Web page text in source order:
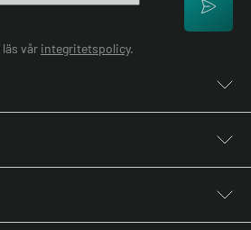
vår integritetspolicy.